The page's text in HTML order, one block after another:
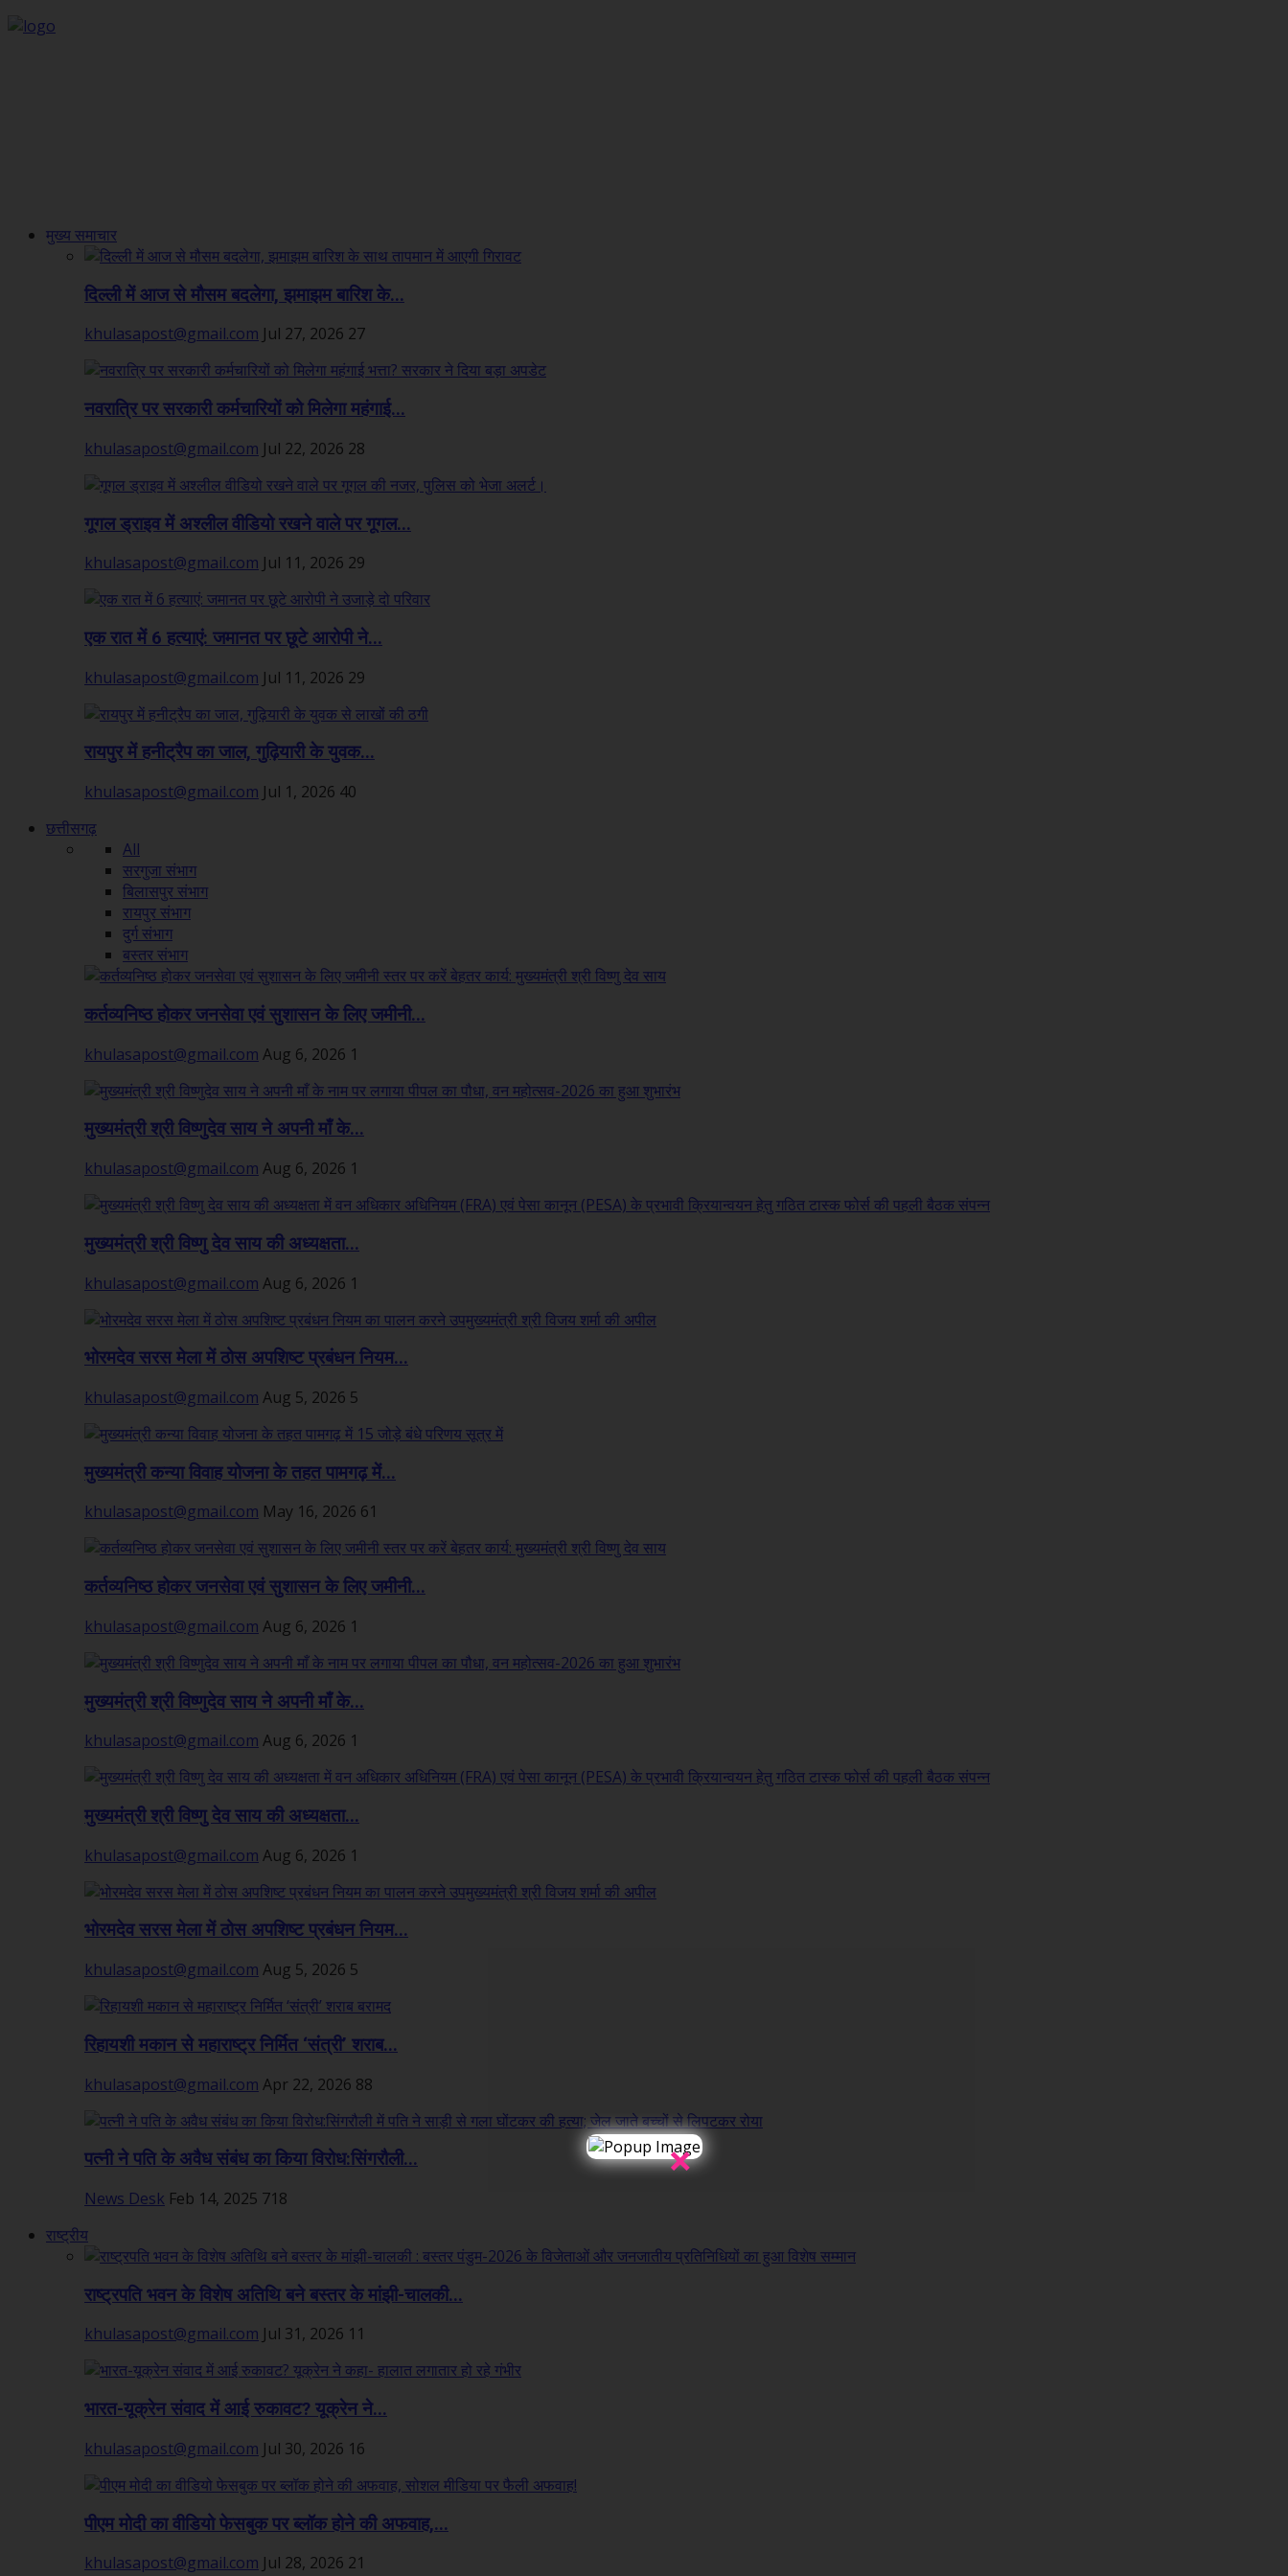
मुख्य समाचार
दिल्ली में आज से मौसम बदलेगा, झमाझम बारिश के...
khulasapost@gmail.com Jul 27, 2026 27
नवरात्रि पर सरकारी कर्मचारियों को मिलेगा महंगाई...
khulasapost@gmail.com Jul 22, 2026 28
गूगल ड्राइव में अश्लील वीडियो रखने वाले पर गूगल...
khulasapost@gmail.com Jul 11, 2026 29
एक रात में 6 हत्याएं: जमानत पर छूटे आरोपी ने...
khulasapost@gmail.com Jul 11, 2026 29
रायपुर में हनीट्रैप का जाल, गुढ़ियारी के युवक...
khulasapost@gmail.com Jul 1, 2026 40
छत्तीसगढ़
All
सरगुजा संभाग
बिलासपुर संभाग
रायपुर संभाग
दुर्ग संभाग
बस्तर संभाग
कर्तव्यनिष्ठ होकर जनसेवा एवं सुशासन के लिए जमीनी...
khulasapost@gmail.com Aug 6, 2026 1
मुख्यमंत्री श्री विष्णुदेव साय ने अपनी माँ के...
khulasapost@gmail.com Aug 6, 2026 1
मुख्यमंत्री श्री विष्णु देव साय की अध्यक्षता...
khulasapost@gmail.com Aug 6, 2026 1
भोरमदेव सरस मेला में ठोस अपशिष्ट प्रबंधन नियम...
khulasapost@gmail.com Aug 5, 2026 5
मुख्यमंत्री कन्या विवाह योजना के तहत पामगढ़ में...
khulasapost@gmail.com May 16, 2026 61
कर्तव्यनिष्ठ होकर जनसेवा एवं सुशासन के लिए जमीनी...
khulasapost@gmail.com Aug 6, 2026 1
मुख्यमंत्री श्री विष्णुदेव साय ने अपनी माँ के...
khulasapost@gmail.com Aug 6, 2026 1
मुख्यमंत्री श्री विष्णु देव साय की अध्यक्षता...
khulasapost@gmail.com Aug 6, 2026 1
भोरमदेव सरस मेला में ठोस अपशिष्ट प्रबंधन नियम...
khulasapost@gmail.com Aug 5, 2026 5
रिहायशी मकान से महाराष्ट्र निर्मित ‘संत्री’ शराब...
khulasapost@gmail.com Apr 22, 2026 88
पत्नी ने पति के अवैध संबंध का किया विरोध:सिंगरौली...
News Desk Feb 14, 2025 718
राष्ट्रीय
राष्ट्रपति भवन के विशेष अतिथि बने बस्तर के मांझी-चालकी...
khulasapost@gmail.com Jul 31, 2026 11
भारत-यूक्रेन संवाद में आई रुकावट? यूक्रेन ने...
khulasapost@gmail.com Jul 30, 2026 16
पीएम मोदी का वीडियो फेसबुक पर ब्लॉक होने की अफवाह,...
khulasapost@gmail.com Jul 28, 2026 21
×